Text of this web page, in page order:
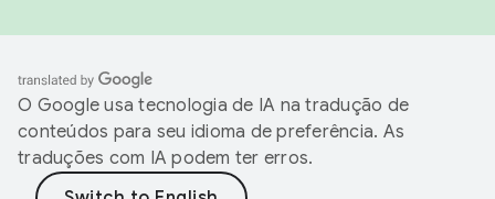
O Google usa tecnologia de IA na tradução de
conteúdos para seu idioma de preferência. As
traduções com IA podem ter erros.